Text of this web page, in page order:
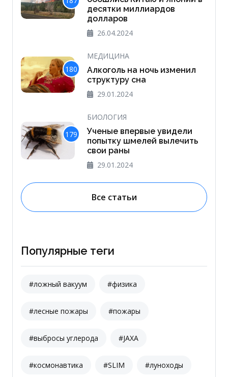
десятки миллиардов
долларов
26.04.2024
180
МЕДИЦИНА
Алкоголь на ночь изменил
структуру сна
29.01.2024
179
БИОЛОГИЯ
Ученые впервые увидели
попытку шмелей вылечить
свои раны
29.01.2024
Все статьи
Популярные теги
#ложный вакуум #физика
#лесные пожары #пожары
#выбросы углерода #JAXA
#космонавтика #SLIM #луноходы